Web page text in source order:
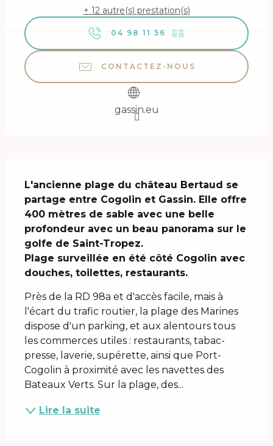
+ 12 autre(s) prestation(s)
04 98 11 56 ▒▒
CONTACTEZ-NOUS
gassin.eu
L'ancienne plage du château Bertaud se
partage entre Cogolin et Gassin. Elle offre
400 mètres de sable avec une belle
profondeur avec un beau panorama sur le
golfe de Saint-Tropez.
Plage surveillée en été côté Cogolin avec
douches, toilettes, restaurants.
Près de la RD 98a et d'accès facile, mais à
l'écart du trafic routier, la plage des Marines
dispose d'un parking, et aux alentours tous
les commerces utiles : restaurants, tabac-
presse, laverie, supérette, ainsi que Port-
Cogolin à proximité avec les navettes des
Bateaux Verts. Sur la plage, des...
Lire la suite